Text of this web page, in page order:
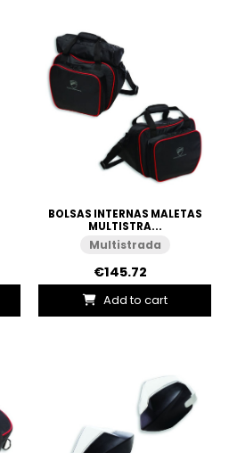
BOLSAS INTERNAS MALETAS
MULTISTRA...
Multistrada
€145.72
Add to cart